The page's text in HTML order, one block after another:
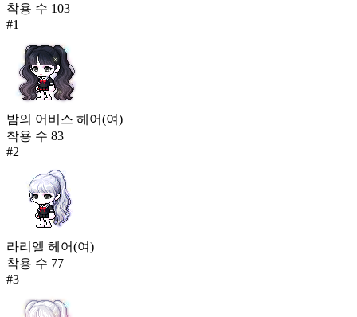
착용 수 103
#1
밤의 어비스 헤어(여)
착용 수 83
#2
라리엘 헤어(여)
착용 수 77
#3